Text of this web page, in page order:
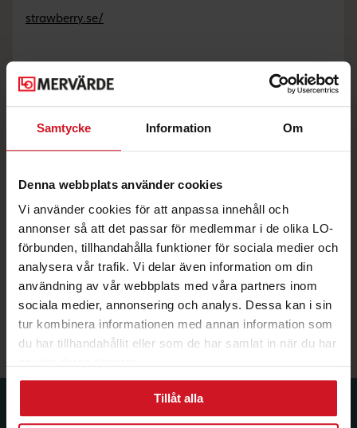
Samtycke Information Om
Denna webbplats använder cookies
Vi använder cookies för att anpassa innehåll och
annonser så att det passar för medlemmar i de olika LO-
förbunden, tillhandahålla funktioner för sociala medier och
analysera vår trafik. Vi delar även information om din
användning av vår webbplats med våra partners inom
sociala medier, annonsering och analys. Dessa kan i sin
tur kombinera informationen med annan information som
du har tillhandahållit eller som de har samlat in när du har
Tillåt alla
strawberry.se/
Andra erbjudanden du kanske gillar
Bo på Strawberry två
nätter eller fler till 20%
rabatt!
Prenumerera på dina